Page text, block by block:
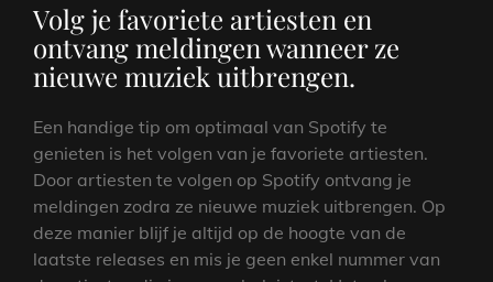
Volg je favoriete artiesten en
ontvang meldingen wanneer ze
nieuwe muziek uitbrengen.
Een handige tip om optimaal van Spotify te
genieten is het volgen van je favoriete artiesten.
Door artiesten te volgen op Spotify ontvang je
meldingen zodra ze nieuwe muziek uitbrengen. Op
deze manier blijf je altijd op de hoogte van de
laatste releases en mis je geen enkel nummer van